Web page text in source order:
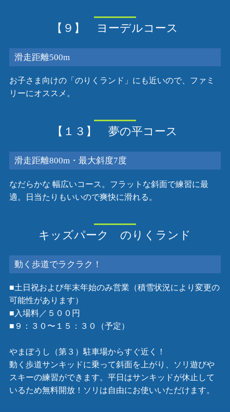
【９】 ヨーデルコース
滑走距離500m
お子さま向けの「のりくランド」にも近いので、ファミ
リーにオススメ。
【１３】 夢の平コース
滑走距離800m・最大斜度7度
なだらかな 幅広いコース。フラットな斜面で練習に最
適。日当たりもいいので爽快に滑れる。
キッズパーク のりくランド
動く歩道でラクラク！
■土日祝および年末年始のみ営業（積雪状況により変更の
可能性があります）
■入場料／５００円
■９：３０〜１５：３０（予定）
やまぼうし（第３）駐車場からすぐ近く！
動く歩道サンキッドに乗って斜面を上がり、ソリ遊びや
スキーの練習ができます。平日はサンキッドが休止して
いるため無料開放！ソリは自由にお使いいただけます。